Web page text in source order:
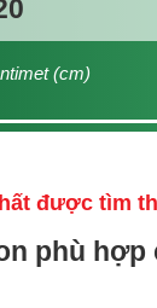
(cm)
được tìm
phù